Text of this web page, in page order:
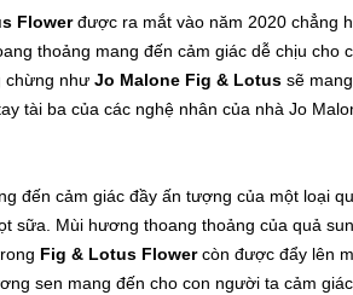
Flowerđược ra mắt vào năm 2020 chẳng
thoảng mang đến cảm giác dễ chịu
chừng như Jo Malone Fig & Lotus sẽ
tài ba của các nghệ nhân của nhà Jo
đến cảm giác đầy ấn tượng của một loại
sữa. Mùi hương thoang thoảng của quả
Fig & Lotus Flowercòn được đẩy lên
sen mang đến cho con người ta cảm